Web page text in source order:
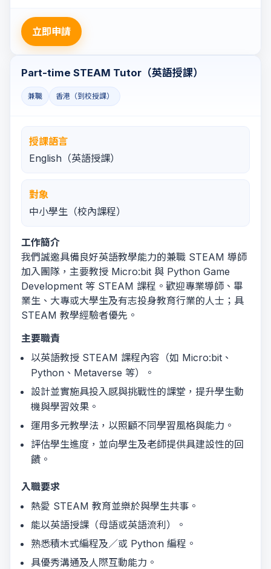
立即申請
Part-time STEAM Tutor（英語授課）
兼職 香港（到校授課）
授課語言
English（英語授課）
對象
中小學生（校內課程）
工作簡介
我們誠邀具備良好英語教學能力的兼職 STEAM 導師
加入團隊，主要教授 Micro:bit 與 Python Game
Development 等 STEAM 課程。歡迎專業導師、畢
業生、大專或大學生及有志投身教育行業的人士；具
STEAM 教學經驗者優先。
主要職責
以英語教授 STEAM 課程內容（如 Micro:bit、
Python、Metaverse 等）。
設計並實施具投入感與挑戰性的課堂，提升學生動
機與學習效果。
運用多元教學法，以照顧不同學習風格與能力。
評估學生進度，並向學生及老師提供具建設性的回
饋。
入職要求
熱愛 STEAM 教育並樂於與學生共事。
能以英語授課（母語或英語流利）。
熟悉積木式編程及／或 Python 編程。
具優秀溝通及人際互動能力。